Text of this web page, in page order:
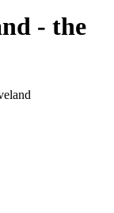
- the